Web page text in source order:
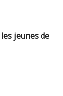
jeunes de